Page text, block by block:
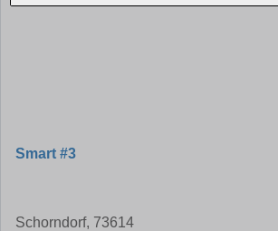
Smart #3
Schorndorf, 73614